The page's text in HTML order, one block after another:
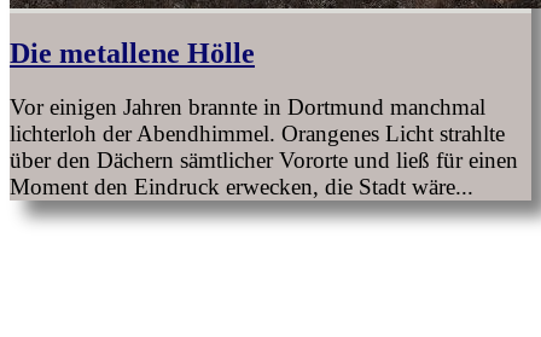
Die metallene Hölle
Vor einigen Jahren brannte in Dortmund manchmal
lichterloh der Abendhimmel. Orangenes Licht strahlte
über den Dächern sämtlicher Vororte und ließ für einen
Moment den Eindruck erwecken, die Stadt wäre...